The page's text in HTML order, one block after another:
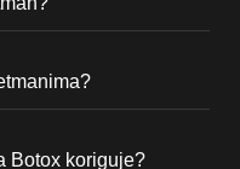
Botox koriguje?